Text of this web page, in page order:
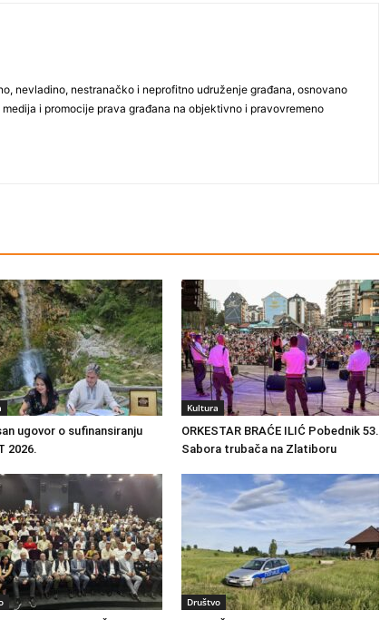
nevladino, nestranačko i neprofitno udruženje građana, osnovano
i promocije prava građana na objektivno i pravovremeno
ugovor o sufinansiranju
2026.
Kultura
ORKESTAR BRAĆE ILIĆ Pobednik 53.
Sabora trubača na Zlatiboru
Društvo